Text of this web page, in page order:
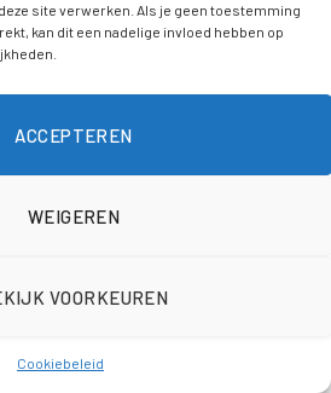
site verwerken. Als je geen toestemming
kan dit een nadelige invloed hebben op
ACCEPTEREN
WEIGEREN
VOORKEUREN
Cookiebeleid
2026
van Billy